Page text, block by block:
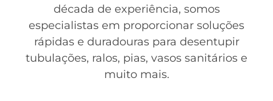
década de experiência, somos
especialistas em proporcionar soluções
rápidas e duradouras para desentupir
tubulações, ralos, pias, vasos sanitários e
muito mais.